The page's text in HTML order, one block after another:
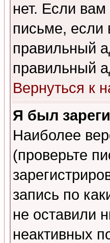
нет. Если
письме, если
правильный
правильный
Вернуться к
Я был
Наиболее
(проверьте
запись по
не оставили
неактивных